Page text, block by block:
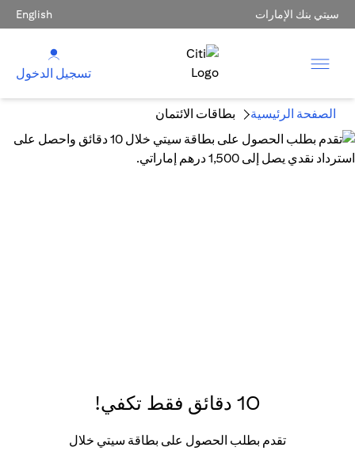
سيتي بنك الإمارات English
تسجيل الدخول
الصفحة الرئيسية بطاقات الائتمان
10 دقائق فقط تكفي!
تقدم بطلب الحصول على بطاقة سيتي خلال